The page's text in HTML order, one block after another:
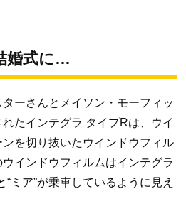
婚式に…
ーさんとメイソン・モーフィッ
たインテグラ タイプRは、ウイ
を切り抜いたウインドウフィル
インドウフィルムはインテグラ
“ミア”が乗車しているように見え